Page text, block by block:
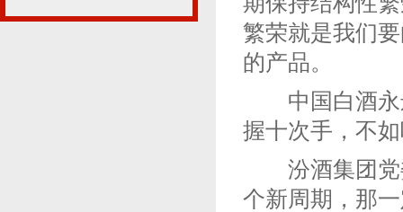
繁荣就是我们
的产品。
中国白酒永
握十次手，不
汾酒集团党
个新周期，那